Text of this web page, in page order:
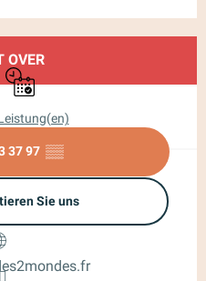
OVER
Eingang
Nur mit Reservierung
37 97 ▒▒
Sie uns